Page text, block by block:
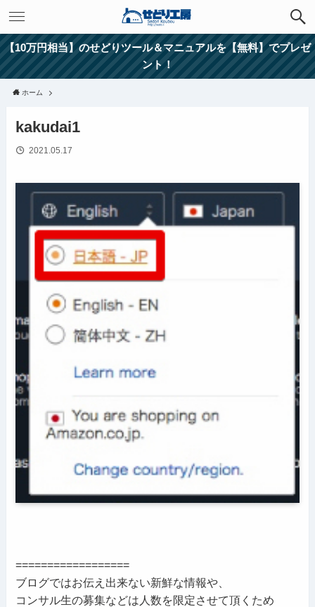
【10万円相当】のせどりツール＆マニュアルを【無料】でプレゼ
ント！
ホーム
kakudai1
2021.05.17
==================
ブログではお伝え出来ない新鮮な情報や、
コンサル生の募集などは人数を限定させて頂くため